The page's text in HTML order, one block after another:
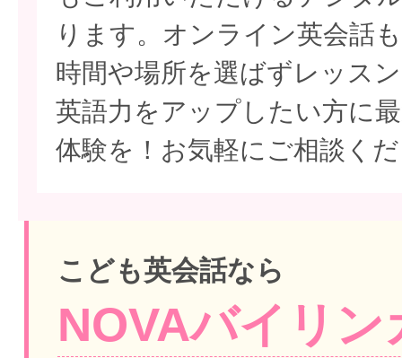
ります。オンライン英会話
時間や場所を選ばずレッス
英語力をアップしたい方に
体験を！お気軽にご相談く
こども英会話なら
NOVAバイリン